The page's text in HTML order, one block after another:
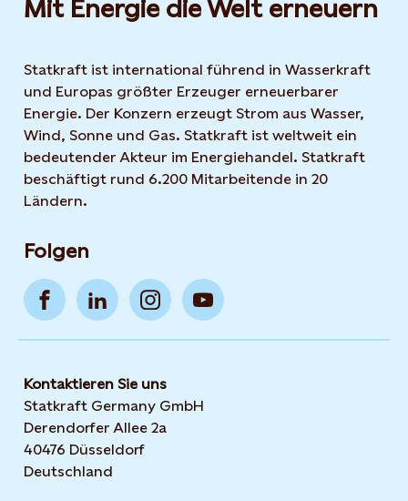
Mit Energie die Welt erneuern
Statkraft ist international führend in Wasserkraft
und Europas größter Erzeuger erneuerbarer
Energie. Der Konzern erzeugt Strom aus Wasser,
Wind, Sonne und Gas. Statkraft ist weltweit ein
bedeutender Akteur im Energiehandel. Statkraft
beschäftigt rund 6.200 Mitarbeitende in 20
Ländern.
Folgen
Kontaktieren Sie uns
Statkraft Germany GmbH
Derendorfer Allee 2a
40476 Düsseldorf
Deutschland